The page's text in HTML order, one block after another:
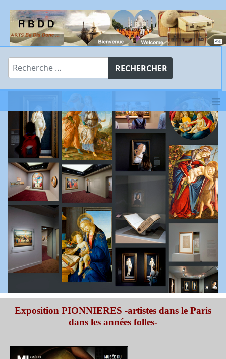
Rechercher
RECHERCHER
≡
Exposition PIONNIERES -artistes dans le Paris
dans les années folles-